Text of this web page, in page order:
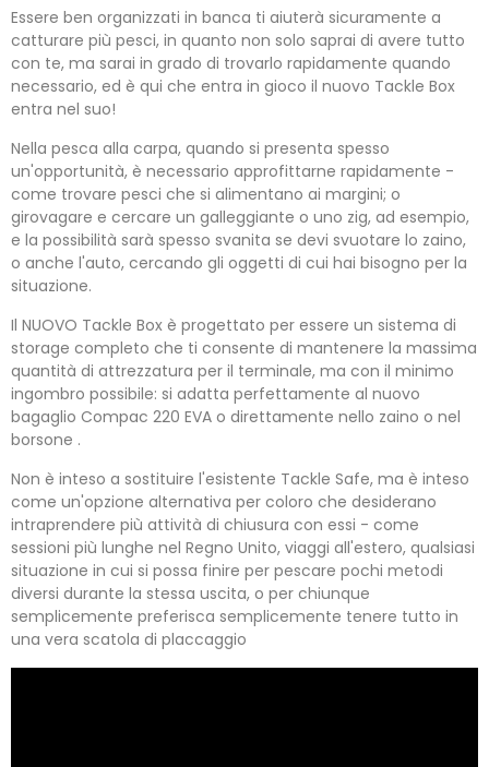
Essere ben organizzati in banca ti aiuterà sicuramente a
catturare più pesci, in quanto non solo saprai di avere tutto
con te, ma sarai in grado di trovarlo rapidamente quando
necessario, ed è qui che entra in gioco il nuovo Tackle Box
entra nel suo!
Nella pesca alla carpa, quando si presenta spesso
un'opportunità, è necessario approfittarne rapidamente -
come trovare pesci che si alimentano ai margini; o
girovagare e cercare un galleggiante o uno zig, ad esempio,
e la possibilità sarà spesso svanita se devi svuotare lo zaino,
o anche l'auto, cercando gli oggetti di cui hai bisogno per la
situazione.
Il NUOVO Tackle Box è progettato per essere un sistema di
storage completo che ti consente di mantenere la massima
quantità di attrezzatura per il terminale, ma con il minimo
ingombro possibile: si adatta perfettamente al nuovo
bagaglio Compac 220 EVA o direttamente nello zaino o nel
borsone .
Non è inteso a sostituire l'esistente Tackle Safe, ma è inteso
come un'opzione alternativa per coloro che desiderano
intraprendere più attività di chiusura con essi - come
sessioni più lunghe nel Regno Unito, viaggi all'estero, qualsiasi
situazione in cui si possa finire per pescare pochi metodi
diversi durante la stessa uscita, o per chiunque
semplicemente preferisca semplicemente tenere tutto in
una vera scatola di placcaggio